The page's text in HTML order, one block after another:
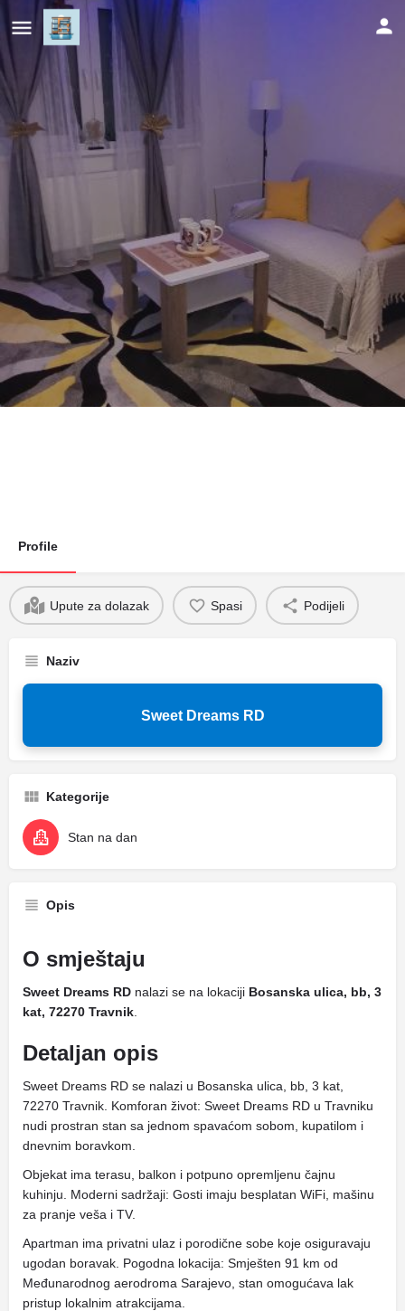
Sweet Dreams RD
Cijena (po danu)
79KM
Profile
Upute za dolazak Spasi Podijeli
Naziv
Sweet Dreams RD
Kategorije
Stan na dan
Opis
O smještaju
Sweet Dreams RD nalazi se na lokaciji Bosanska ulica, bb, 3
kat, 72270 Travnik
Detaljan opis
Sweet Dreams RD se nalazi u Bosanska ulica, bb, 3 kat,
72270 Travnik. Komforan život: Sweet Dreams RD u Travniku
nudi prostran stan sa jednom spavaćom sobom, kupatilom i
dnevnim boravkom.
Objekat ima terasu, balkon i potpuno opremljenu čajnu
kuhinju. Moderni sadržaji: Gosti imaju besplatan WiFi, mašinu
za pranje veša i TV.
Apartman ima privatni ulaz i porodične sobe koje osiguravaju
ugodan boravak. Pogodna lokacija: Smješten 91 km od
Međunarodnog aerodroma Sarajevo, stan omogućava lak
pristup lokalnim atrakcijama.